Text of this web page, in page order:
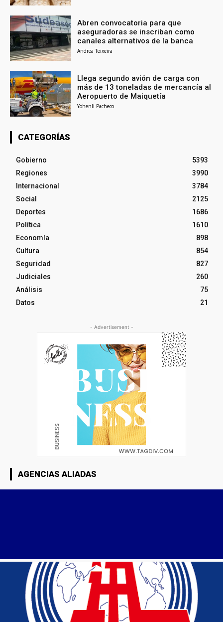
Abren convocatoria para que
aseguradoras se inscriban como
canales alternativos de la banca
Andrea Teixeira
Llega segundo avión de carga con
más de 13 toneladas de mercancía al
Aeropuerto de Maiquetía
Yohenli Pacheco
CATEGORÍAS
Gobierno
5393
Regiones
3990
Internacional
3784
Social
2125
Deportes
1686
Política
1610
Economía
898
Cultura
854
Seguridad
827
Judiciales
260
Análisis
75
Datos
21
- Advertisement -
AGENCIAS ALIADAS